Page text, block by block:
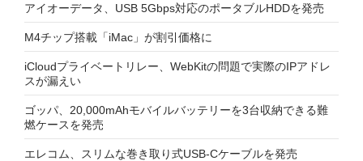
アイオーデータ、USB 5Gbps対応のポータブルHDDを発売
M4チップ搭載「iMac」が割引価格に
iCloudプライベートリレー、WebKitの問題で実際のIPアドレ
スが漏えい
ゴッパ、20,000mAhモバイルバッテリーを3台収納できる難
燃ケースを発売
エレコム、スリムな巻き取り式USB-Cケーブルを発売